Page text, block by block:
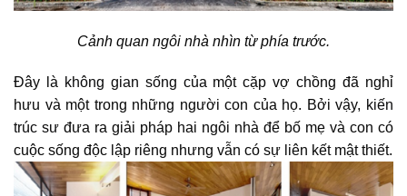
Cảnh quan ngôi nhà nhìn từ phía trước.
Đây là không gian sống của một cặp vợ chồng đã nghỉ
hưu và một trong những người con của họ. Bởi vậy, kiến
trúc sư đưa ra giải pháp hai ngôi nhà để bố mẹ và con có
cuộc sống độc lập riêng nhưng vẫn có sự liên kết mật thiết.